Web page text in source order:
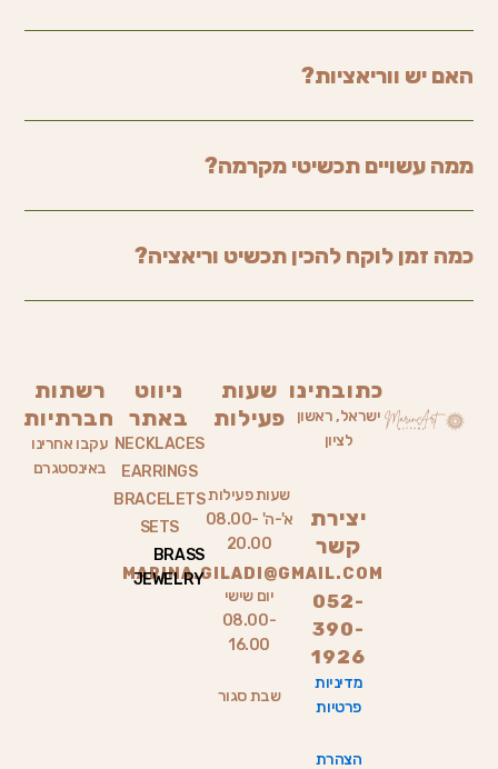
האם יש ווריאציות?
ממה עשויים תכשיטי מקרמה?
כמה זמן לוקח להכין תכשיט וריאציה?
כתובתינו
ישראל, ראשון
לציון
יצירת
קשר
MARINA.GILADI@GMAIL.COM
052-
390-
1926
מדיניות
פרטיות
הצהרת
שעות
פעילות
שעות פעילות
א'-ה' 08.00-
20.00
יום שישי
08.00-
16.00
שבת סגור
ניווט
באתר
NECKLACES
EARRINGS
BRACELETS
SETS
BRASS
JEWELRY
רשתות
חברתיות
עקבו אחרינו
באינסטגרם